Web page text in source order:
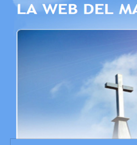
Saltar al contenido